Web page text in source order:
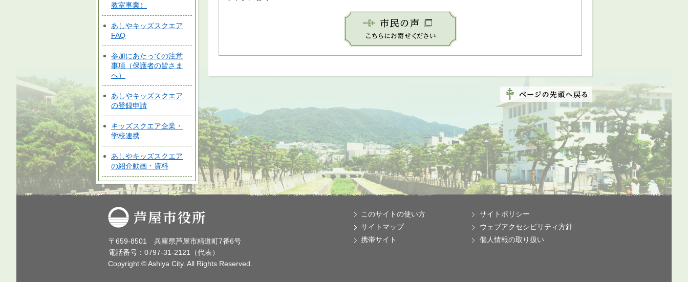
教室事業）
あしやキッズスクエア
FAQ
参加にあたっての注意
事項（保護者の皆さま
へ）
あしやキッズスクエア
の登録申請
キッズスクエア企業・
学校連携
あしやキッズスクエア
の紹介動画・資料
芦屋市役所
〒659-8501 兵庫県芦屋市精道町7番6号
電話番号：0797-31-2121（代表）
Copyright © Ashiya City. All Rights Reserved.
このサイトの使い方
サイトマップ
携帯サイト
サイトポリシー
ウェブアクセシビリティ方針
個人情報の取り扱い